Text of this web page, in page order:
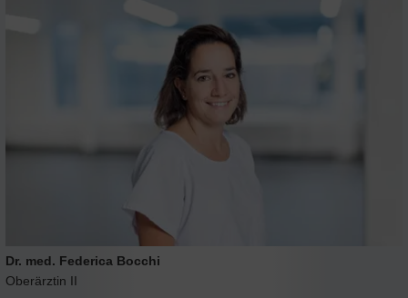
Dr. med. Federica Bocchi
Oberärztin II